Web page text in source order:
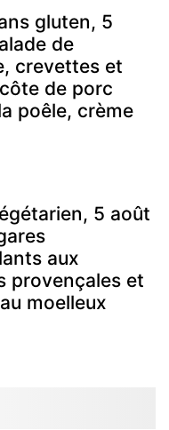
gluten, 5
de
crevettes et
de porc
poêle, crème
5 août
aux
provençales et
moelleux